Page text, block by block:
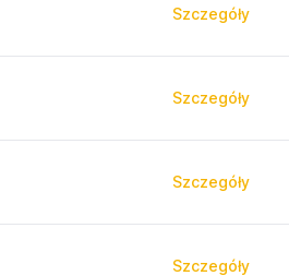
Szczegóły
Szczegóły
Szczegóły
Szczegóły